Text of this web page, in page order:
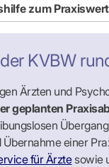
zum Praxiswert
KVBW
Ärzten und
geplanten
Übernahme einer
für Ärztesowie